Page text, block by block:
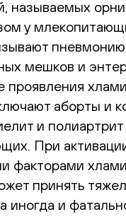
называемых
у
мешков и
проявления
аборты и
и полиартрит
При
факторами
принять
иногда и